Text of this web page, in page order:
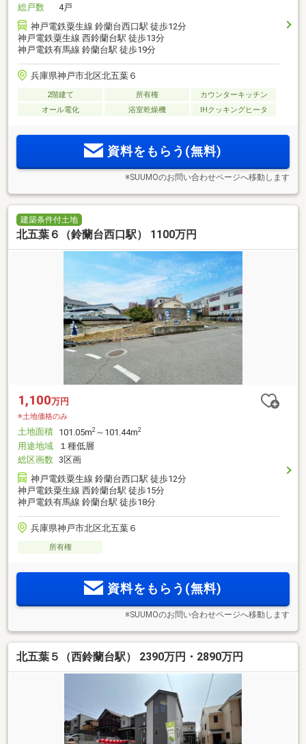
総戸数
4戸
神戸電鉄粟生線 鈴蘭台西口駅 徒歩12分
神戸電鉄粟生線 西鈴蘭台駅 徒歩13分
神戸電鉄有馬線 鈴蘭台駅 徒歩19分
兵庫県神戸市北区北五葉６
2階建て 所有権
カウンターキッチン
オール電化
浴室乾燥機 IHクッキングヒータ
資料をもらう(無料)
※SUUMOのお問い合わせページへ移動します
建築条件付土地
北五葉６（鈴蘭台西口駅） 1100万円
1,100万円
※土地価格のみ
土地面積 101.05m2 ～101.44m2
用途地域
１種低層
総区画数 3区画
神戸電鉄粟生線 鈴蘭台西口駅 徒歩12分
神戸電鉄粟生線 西鈴蘭台駅 徒歩15分
神戸電鉄有馬線 鈴蘭台駅 徒歩18分
兵庫県神戸市北区北五葉６
所有権
資料をもらう(無料)
※SUUMOのお問い合わせページへ移動します
北五葉５（西鈴蘭台駅） 2390万円・2890万円